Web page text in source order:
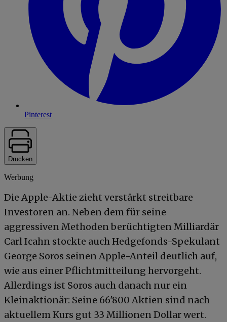
Pinterest
Drucken
Werbung
Die Apple-Aktie zieht verstärkt streitbare
Investoren an. Neben dem für seine
aggressiven Methoden berüchtigten Milliardär
Carl Icahn stockte auch Hedgefonds-Spekulant
George Soros seinen Apple-Anteil deutlich auf,
wie aus einer Pflichtmitteilung hervorgeht.
Allerdings ist Soros auch danach nur ein
Kleinaktionär: Seine 66'800 Aktien sind nach
aktuellem Kurs gut 33 Millionen Dollar wert.